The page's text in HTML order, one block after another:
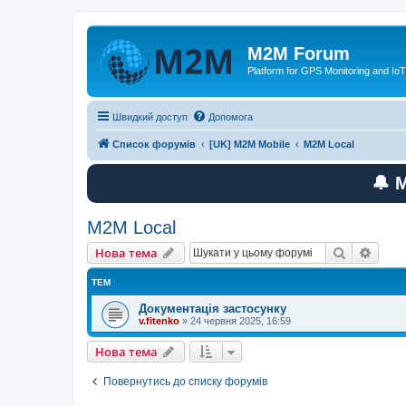
M2M Forum
Platform for GPS Monitoring and IoT
Швидкий доступ Допомога
Список форумів [UK] M2M Mobile M2M Local
🔔
M2M Local
Нова тема Пошук
ТЕМ
Документація застосунку
v.fitenko » 24 червня 2025, 16:59
Нова тема
Повернутись до списку форумів